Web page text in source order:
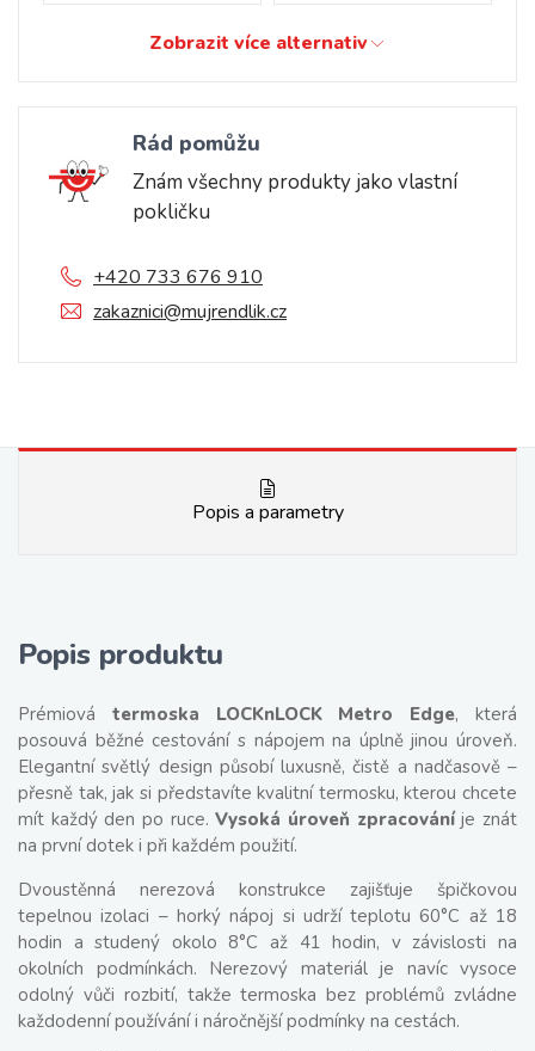
Zobrazit více alternativ
Rád pomůžu
Znám všechny produkty jako vlastní
pokličku
+420 733 676 910
zakaznici@mujrendlik.cz
Popis a parametry
Popis produktu
Prémiová termoska LOCKnLOCK Metro Edge, která
posouvá běžné cestování s nápojem na úplně jinou úroveň.
Elegantní světlý design působí luxusně, čistě a nadčasově –
přesně tak, jak si představíte kvalitní termosku, kterou chcete
mít každý den po ruce. Vysoká úroveň zpracování je znát
na první dotek i při každém použití.
Dvoustěnná nerezová konstrukce zajišťuje špičkovou
tepelnou izolaci – horký nápoj si udrží teplotu 60°C až 18
hodin a studený okolo 8°C až 41 hodin, v závislosti na
okolních podmínkách. Nerezový materiál je navíc vysoce
odolný vůči rozbití, takže termoska bez problémů zvládne
každodenní používání i náročnější podmínky na cestách.